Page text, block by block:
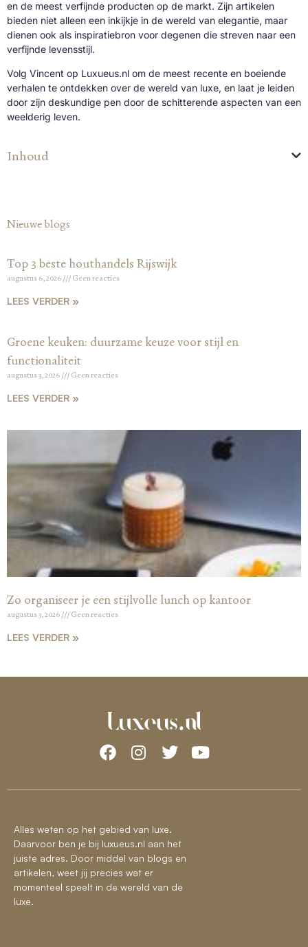
en de meest verfijnde producten op de markt. Zijn artikelen
bieden niet alleen een inkijkje in de wereld van elegantie, maar
dienen ook als inspiratiebron voor degenen die streven naar een
verfijnde levensstijl.
Volg Vincent op Luxueus.nl om de meest recente en boeiende
verhalen te ontdekken over de wereld van luxe, en laat je leiden
door zijn deskundige pen door de schitterende aspecten van een
weelderig leven.
Inhoud
Nieuwe blogs
Top 3 beste houthandels Rijswijk
augustus 6, 2026 Geen reacties
LEES VERDER »
Groene keuken: duurzame keuze voor stijl en
functionaliteit
augustus 3, 2026 Geen reacties
LEES VERDER »
Zo organiseer je een stijlvolle lunch op kantoor
augustus 3, 2026 Geen reacties
LEES VERDER »
Alles weten op het gebied van luxe.
Daarvoor ben je bij luxueus.nl aan het
juiste adres. Door middel van blogs en
artikelen, weet jij precies wat er
momenteel speelt in de wereld van de
luxe.